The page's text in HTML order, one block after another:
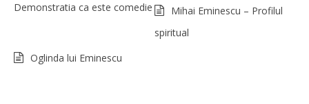
Demonstratia ca este comedie
Mihai Eminescu – Profilul
spiritual
Oglinda lui Eminescu